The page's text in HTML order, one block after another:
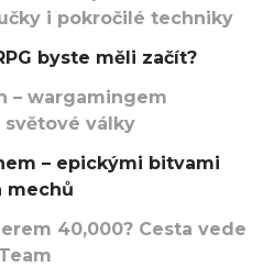
i pokročilé techniky
byste měli začít?
– wargamingem
války
– epickými bitvami
mechů
40,000? Cesta vede